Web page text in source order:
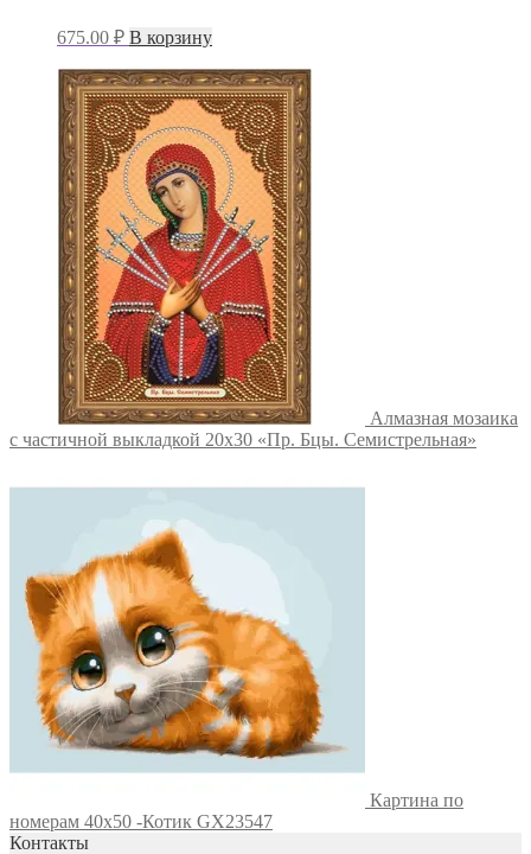
675.00 ₽ В корзину
Алмазная мозаика
с частичной выкладкой 20х30 «Пр. Бцы. Семистрельная»
Картина по
номерам 40х50 -Котик GX23547
Контакты